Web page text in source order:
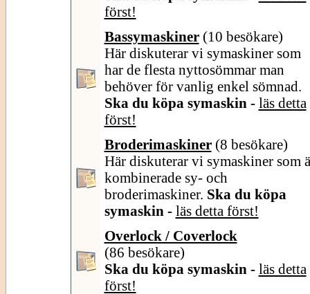
först!
Bassymaskiner (10 besökare)
Här diskuterar vi symaskiner som
har de flesta nyttosömmar man
behöver för vanlig enkel sömnad.
Ska du köpa symaskin - läs detta
först!
Broderimaskiner (8 besökare)
Här diskuterar vi symaskiner som
kombinerade sy- och
broderimaskiner. Ska du köpa
symaskin - läs detta först!
Overlock / Coverlock
(86 besökare)
Ska du köpa symaskin - läs detta
först!